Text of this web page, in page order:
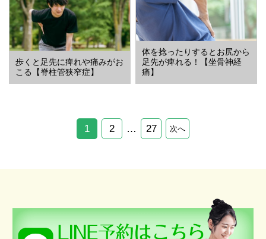
歩くと足先に痺れや痛みがお
こる【脊柱管狭窄症】
体を捻ったりするとお尻から
足先が痺れる！【坐骨神経
痛】
1 2 … 27 次へ